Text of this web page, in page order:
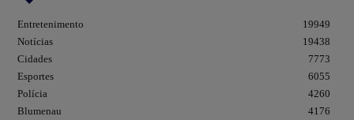
Entretenimento
19949
Notícias
19438
Cidades
7773
Esportes
6055
Polícia
4260
Blumenau
4176